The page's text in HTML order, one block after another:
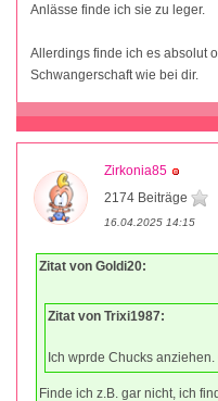
Anlässe finde ich sie zu leger.
Allerdings finde ich es absolut
Schwangerschaft wie bei dir.
Zirkonia85
2174 Beiträge
16.04.2025 14:15
Zitat von Goldi20:
Zitat von Trixi1987:
Ich wprde Chucks
Finde ich z.B. gar nicht, ich